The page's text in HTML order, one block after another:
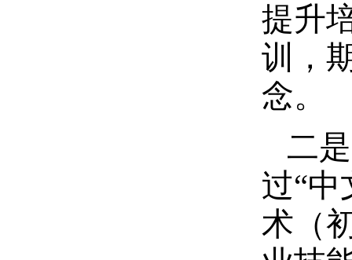
提升
训，
念。
二
过“中
术（